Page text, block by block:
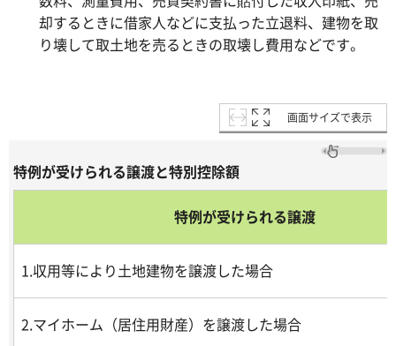
却するときに借家人などに支払った立退料、建物を取
り壊して取土地を売るときの取壊し費用などです。
画面サイズで表示
特例が受けられる譲渡と特別控除額
特例が受けられる譲渡
1.収用等により土地建物を譲渡した場合
2.マイホーム（居住用財産）を譲渡した場合